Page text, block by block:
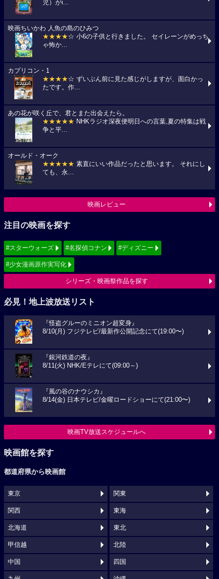
児）がi...
映画ちいかわ 人魚の島のひみつ
★★★★☆ 小6の子供と行きました。 セイレーンがめっち
ゃ怖か...
カプリコン・1
★★★★☆ ずいぶん前に見た感じがしますが、面白かっ
たです。作...
あの花が咲く丘で、君とまた出会えたら。
★★★★★ NHKラジオ深夜便明日への言葉,夏の特集は戦
争と平...
オールド・オーク
★★★★★ 素直にいい作品だったと思います。 それにし
ても、永...
映画レビュー
注目の映画を探す
#スターウォーズ #名探偵コナン #ディズニー
#少女漫画原作実写化
シリーズ・映画祭作品を探す
必見！地上波放送リスト
『怪盗グルーのミニオン超変身』
8/10(月) フジテレビ/最新作公開記念にて(19:00〜)
『銀河鉄道の夜』
8/11(火) NHK/Eテレにて(09:00～)
『風の谷のナウシカ』
8/14(金) 日本テレビ/金曜ロードショーにて(21:00〜)
映画TV放送スケジュールへ
映画館を探す
都道府県から映画館
東京 関東
関西 東海
北海道 東北
甲信越 北陸
中国 四国